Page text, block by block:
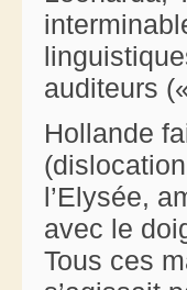
auditeurs
Hollande
l’Elysée,
avec le
Tous ces